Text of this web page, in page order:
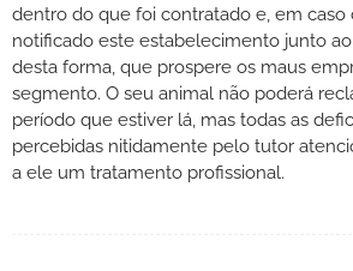
dentro do que foi contratado e, em caso
notificado este estabelecimento junto ao
desta forma, que prospere os maus
segmento. O seu animal não poderá
período que estiver lá, mas todas as
percebidas nitidamente pelo tutor
a ele um tratamento profissional.